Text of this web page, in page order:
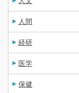
人間
経研
医学
保健